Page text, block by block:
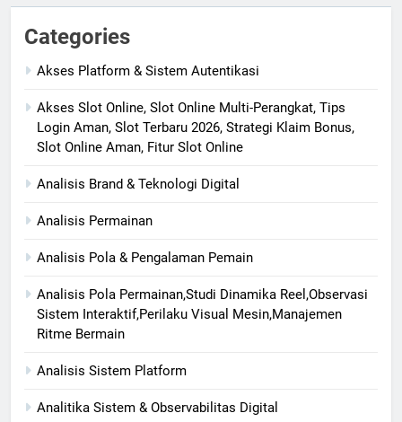
Categories
Akses Platform & Sistem Autentikasi
Akses Slot Online, Slot Online Multi-Perangkat, Tips
Login Aman, Slot Terbaru 2026, Strategi Klaim Bonus,
Slot Online Aman, Fitur Slot Online
Analisis Brand & Teknologi Digital
Analisis Permainan
Analisis Pola & Pengalaman Pemain
Analisis Pola Permainan,Studi Dinamika Reel,Observasi
Sistem Interaktif,Perilaku Visual Mesin,Manajemen
Ritme Bermain
Analisis Sistem Platform
Analitika Sistem & Observabilitas Digital